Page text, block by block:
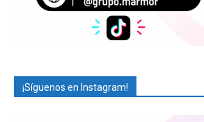
¡Síguenos en Instagram!